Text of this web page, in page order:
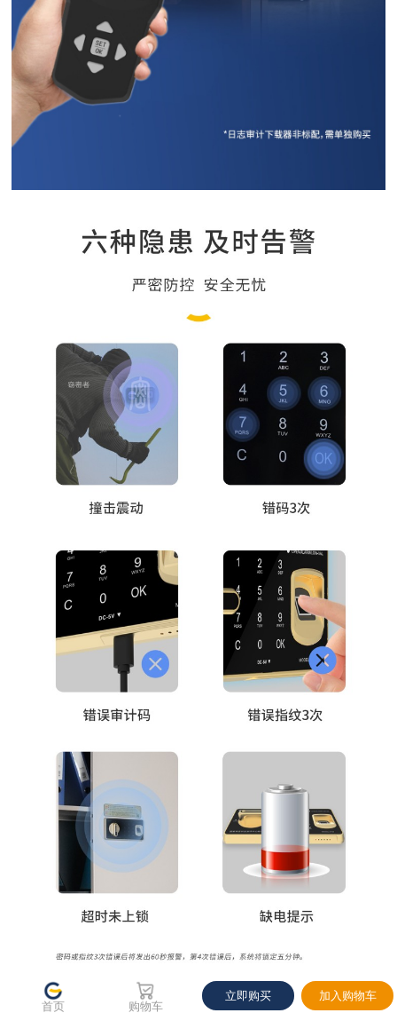
首页 购物车
立即购买 加入购物车
当前优惠
使用如下优惠，预计当前券后价 3240.00
关闭